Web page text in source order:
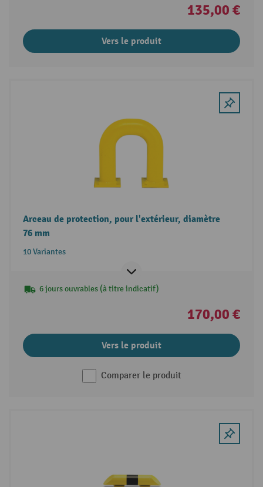
135,00 €
Vers le produit
Arceau de protection, pour l'extérieur, diamètre
76 mm
10 Variantes
6 jours ouvrables (à titre indicatif)
170,00 €
Vers le produit
Comparer le produit